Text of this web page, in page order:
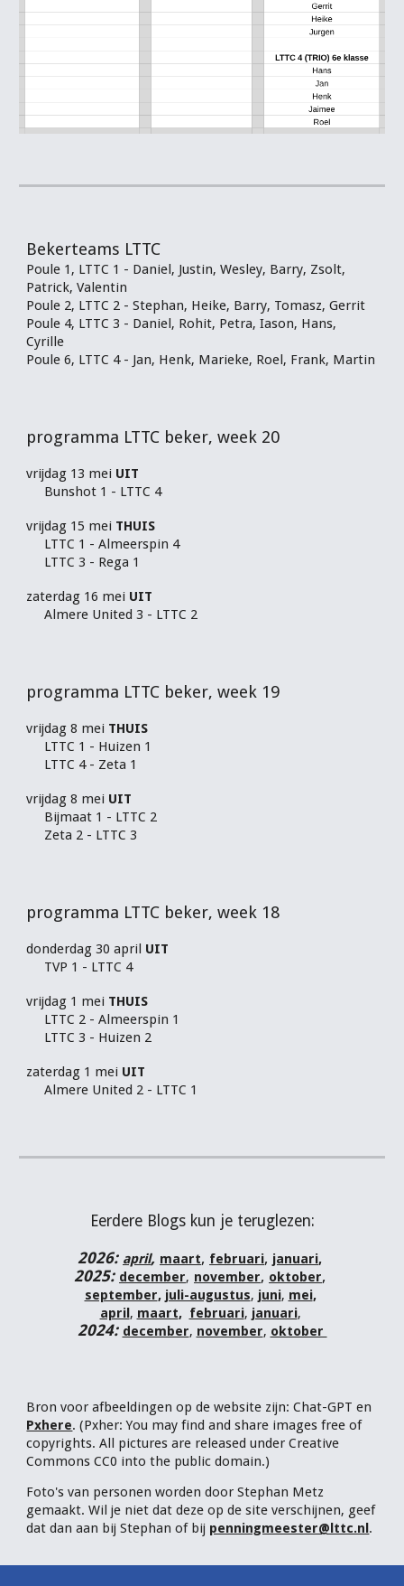
Bekerteams LTTC
Poule 1, LTTC 1 - Daniel, Justin, Wesley, Barry, Zsolt,
Patrick, Valentin
Poule 2, LTTC 2 - Stephan, Heike, Barry, Tomasz, Gerrit
Poule 4, LTTC 3 - Daniel, Rohit, Petra, Iason, Hans,
Cyrille
Poule 6, LTTC 4 - Jan, Henk, Marieke, Roel, Frank, Martin
programma LTTC beker, week 20
vrijdag 13 mei UIT
Bunshot 1 - LTTC 4
vrijdag 15 mei THUIS
LTTC 1 - Almeerspin 4
LTTC 3 - Rega 1
zaterdag 16 mei UIT
Almere United 3 - LTTC 2
programma LTTC beker, week 19
vrijdag8 mei THUIS
LTTC 1 - Huizen 1
LTTC 4 - Zeta 1
vrijdag 8 mei UIT
Bijmaat 1 - LTTC 2
Zeta 2 - LTTC 3
programma LTTC beker, week 18
donderdag 30 april UIT
TVP 1 - LTTC 4
vrijdag 1 mei THUIS
LTTC 2 - Almeerspin 1
LTTC 3 - Huizen 2
zaterdag 1 mei UIT
Almere United 2 - LTTC 1
Eerdere Blogs kun je teruglezen:
2026: april, maart, februari, januari,
2025: december, november, oktober,
september, juli-augustus, juni, mei,
april, maart, februari, januari,
2024: december, november, oktober
Bron voor afbeeldingen op de website zijn:Chat-GPT en
Pxhere. (Pxher:You may find and share images free of
copyrights. All pictures are released under Creative
Commons CC0 into the public domain.)
Foto's van personen worden door Stephan Metz
gemaakt. Wil je niet dat deze op de site verschijnen, geef
dat dan aan bij Stephan of bij penningmeester@lttc.nl.